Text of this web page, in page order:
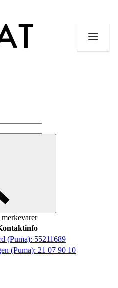
(Puma): 55211689
(Puma): 21 07 90 10